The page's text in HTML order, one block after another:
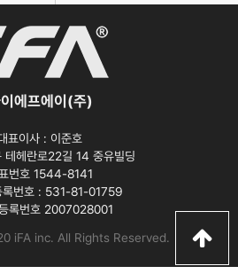
에프에이(주)
표이사 : 이준호
테헤란로22길 14 중유빌딩
번호 1544-8141
번호 : 531-81-01759
록번호 2007028001
iFA inc. All Rights Reserved.